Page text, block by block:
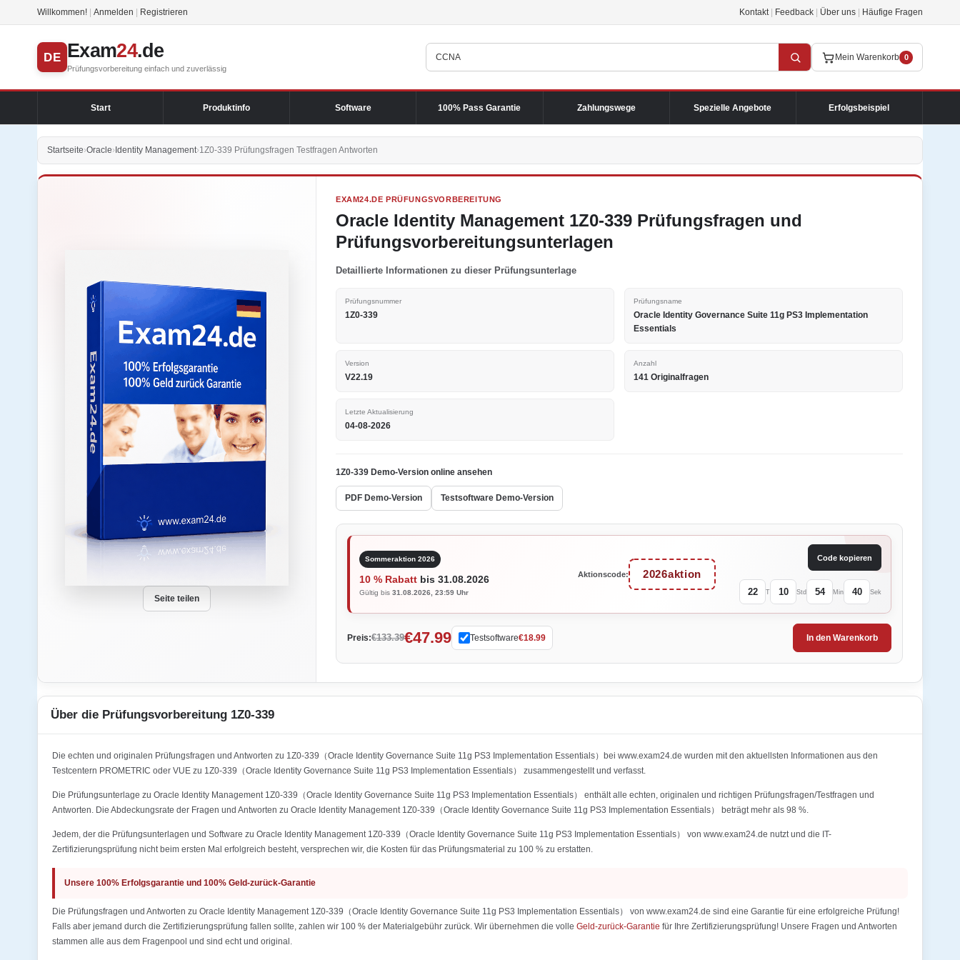
Willkommen! Anmelden Registrieren Kontakt Feedback Über uns Häufige Fragen
DE Exam24.de
Prüfungsvorbereitung einfach und zuverlässig
Mein Warenkorb 0
Start Produktinfo Software 100% Pass Garantie Zahlungswege Spezielle Angebote Erfolgsbeispiel
Startseite›Oracle› Identity Management›1Z0-339 Prüfungsfragen Testfragen Antworten
Seite teilen
EXAM24.DE PRÜFUNGSVORBEREITUNG
Oracle Identity Management 1Z0-339 Prüfungsfragen und
Prüfungsvorbereitungsunterlagen
Detaillierte Informationen zu dieser Prüfungsunterlage
Prüfungsnummer
1Z0-339
Prüfungsname
Oracle Identity Governance Suite 11g PS3 Implementation
Essentials
Version
V22.19
Anzahl
141 Originalfragen
Letzte Aktualisierung
04-08-2026
1Z0-339 Demo-Version online ansehen
PDF Demo-Version Testsoftware Demo-Version
Sommeraktion 2026
10 % Rabatt bis 31.08.2026
Gültig bis 31.08.2026, 23:59 Uhr
Aktionscode: 2026aktion
Code kopieren
22 T 10 Std 54 Min 40 Sek
Preis:€133.39€47.99 Testsoftware€18.99 In den Warenkorb
Über die Prüfungsvorbereitung 1Z0-339
Die echten und originalen Prüfungsfragen und Antworten zu 1Z0-339（Oracle Identity Governance Suite 11g PS3 Implementation Essentials）bei www.exam24.de wurden mit den aktuellsten Informationen aus den
Testcentern PROMETRIC oder VUE zu 1Z0-339（Oracle Identity Governance Suite 11g PS3 Implementation Essentials） zusammengestellt und verfasst.
Die Prüfungsunterlage zu Oracle Identity Management 1Z0-339（Oracle Identity Governance Suite 11g PS3 Implementation Essentials） enthält alle echten, originalen und richtigen Prüfungsfragen/Testfragen und
Antworten. Die Abdeckungsrate der Fragen und Antworten zu Oracle Identity Management 1Z0-339（Oracle Identity Governance Suite 11g PS3 Implementation Essentials） beträgt mehr als 98 %.
Jedem, der die Prüfungsunterlagen und Software zu Oracle Identity Management 1Z0-339（Oracle Identity Governance Suite 11g PS3 Implementation Essentials） von www.exam24.de nutzt und die IT-
Zertifizierungsprüfung nicht beim ersten Mal erfolgreich besteht, versprechen wir, die Kosten für das Prüfungsmaterial zu 100 % zu erstatten.
Unsere 100% Erfolgsgarantie und 100% Geld-zurück-Garantie
Die Prüfungsfragen und Antworten zu Oracle Identity Management 1Z0-339（Oracle Identity Governance Suite 11g PS3 Implementation Essentials） von www.exam24.de sind eine Garantie für eine erfolgreiche Prüfung!
Falls aber jemand durch die Zertifizierungsprüfung fallen sollte, zahlen wir 100 % der Materialgebühr zurück. Wir übernehmen die volle Geld-zurück-Garantie für Ihre Zertifizierungsprüfung! Unsere Fragen und Antworten
stammen alle aus dem Fragenpool und sind echt und original.